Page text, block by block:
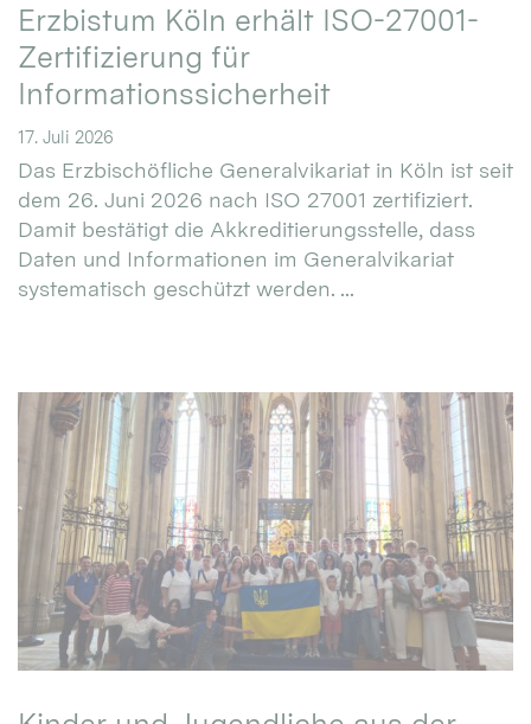
Erzbistum Köln erhält ISO-27001-
Zertifizierung für
Informationssicherheit
17. Juli 2026
Das Erzbischöfliche Generalvikariat in Köln ist seit
dem 26. Juni 2026 nach ISO 27001 zertifiziert.
Damit bestätigt die Akkreditierungsstelle, dass
Daten und Informationen im Generalvikariat
systematisch geschützt werden. ...